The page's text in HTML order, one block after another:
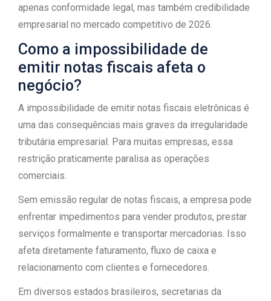
apenas conformidade legal, mas também credibilidade
empresarial no mercado competitivo de 2026.
Como a impossibilidade de
emitir notas fiscais afeta o
negócio?
A impossibilidade de emitir notas fiscais eletrônicas é
uma das consequências mais graves da irregularidade
tributária empresarial. Para muitas empresas, essa
restrição praticamente paralisa as operações
comerciais.
Sem emissão regular de notas fiscais, a empresa pode
enfrentar impedimentos para vender produtos, prestar
serviços formalmente e transportar mercadorias. Isso
afeta diretamente faturamento, fluxo de caixa e
relacionamento com clientes e fornecedores.
Em diversos estados brasileiros, secretarias da